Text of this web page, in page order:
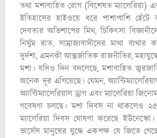
তথা মশাবাহিত রোগ (বিশেষত ম্যালেরিয়া)
ইতিহাসের হাইওয়ে ধরে পাশাপাশি
দেবতার অভিশাপের মিথ, চিকিৎসা
নির্ঘুম রাত, সাম্রাজ্যবাদীদের মাথা ব্যথার
দুর্দশা, এমনকী আন্তর্জাতিক রাজনীতির,
মশা। যদিও দিন বদলেছে, মশাবাহিত
অনেক দূর এগিয়েছে। যেমন,
অ্যান্টিম্যালেরিয়াল ড্রাগ এবং ম্যালেরিয়া
গবেষণা চলছে। মশা দিবস না থাকলেও ২৫
ম্যালেরিয়া দিবস ঘোষণা করেছে
ভার্সেস মানুষের যুদ্ধে একপক্ষ যে জিতে